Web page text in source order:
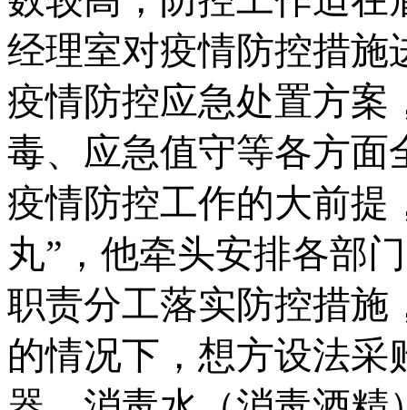
经理室对疫情防控措施
疫情防控应急处置方案
毒、应急值守等各方面
疫情防控工作的大前提
丸”，他牵头安排各部
职责分工落实防控措施
的情况下，想方设法采